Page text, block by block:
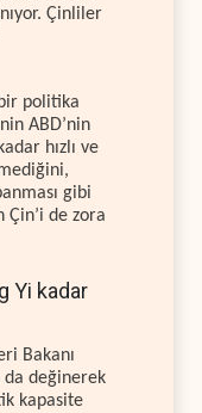
Çinliler
politika
ABD’nin
hızlı ve
gibi
Çin’i de zora
Yi kadar
Bakanı
da değinerek
kapasite